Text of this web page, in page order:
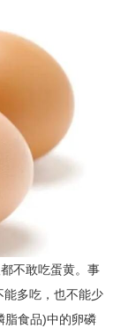
不敢吃蛋黄。事
多吃，也不能少
脂食品)中的卵磷